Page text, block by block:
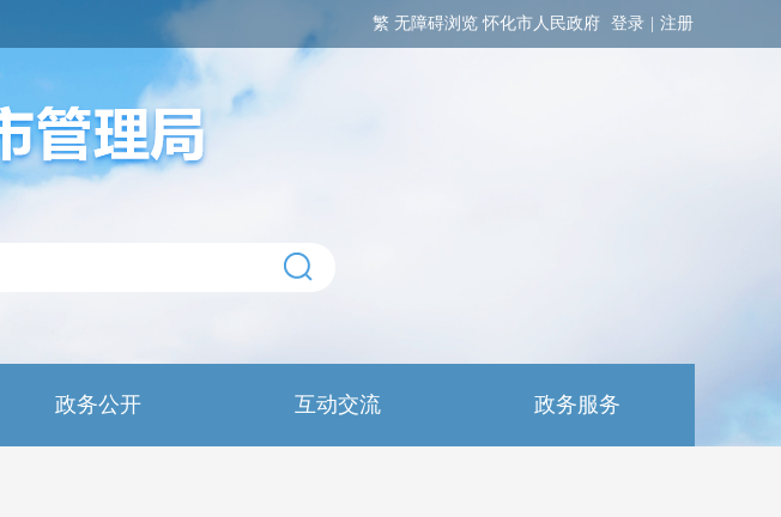
繁 无障碍浏览 怀化市人民政府 登录 注册
政务公开 互动交流 政务服务